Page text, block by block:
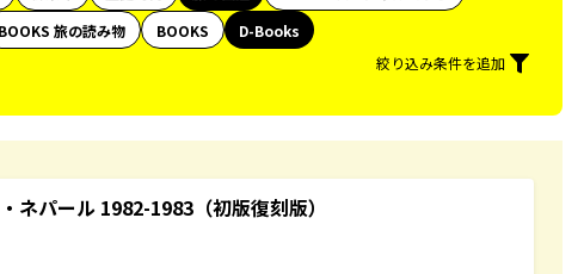
BOOKS 旅の読み物 BOOKS
D-Books
絞り込み条件を追加
ネパール 1982-1983（初版復刻版）